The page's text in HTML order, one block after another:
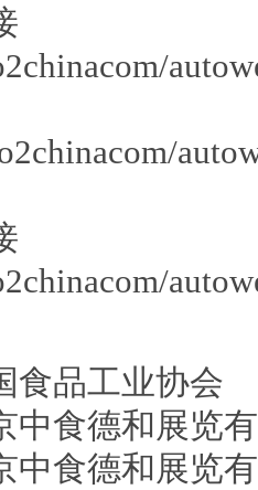
食品工业协会
中食德和展览
中食德和展览